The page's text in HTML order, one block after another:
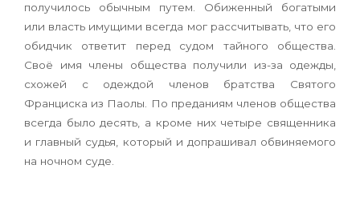
получилось обычным путем. Обиженный богатыми
или власть имущими всегда мог рассчитывать, что его
обидчик ответит перед судом тайного общества.
Своё имя члены общества получили из-за одежды,
схожей с одеждой членов братства Святого
Франциска из Паолы. По преданиям членов общества
всегда было десять, а кроме них четыре священника
и главный судья, который и допрашивал обвиняемого
на ночном суде.